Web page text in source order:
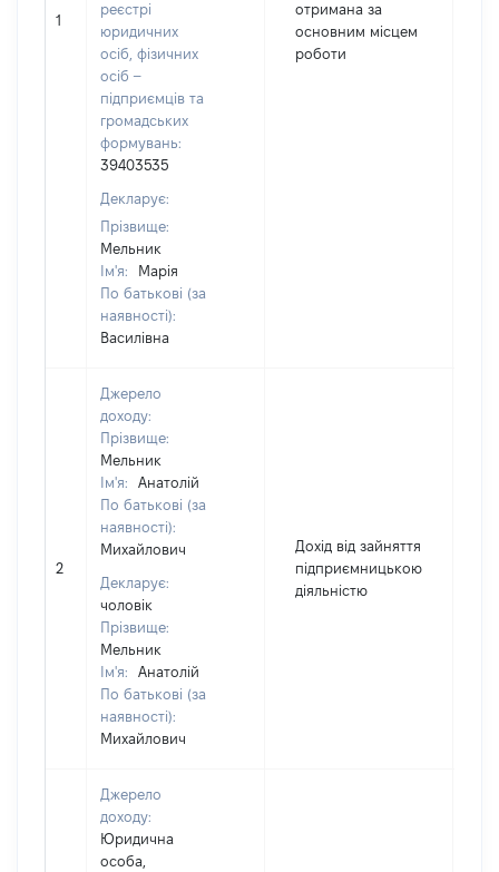
1
реєстрі
юридичних
осіб, фізичних
осіб –
підприємців та
громадських
формувань:
39403535
Декларує:
Прізвище:
Мельник
Ім'я:
Марія
По батькові (за
наявності):
Василівна
отримана за
основним місцем
роботи
2
Джерело
доходу:
Прізвище:
Мельник
Ім'я:
Анатолій
По батькові (за
наявності):
Михайлович
Декларує:
чоловік
Прізвище:
Мельник
Ім'я:
Анатолій
По батькові (за
наявності):
Михайлович
Дохід від зайняття
підприємницькою
діяльністю
Джерело
доходу:
Юридична
особа,